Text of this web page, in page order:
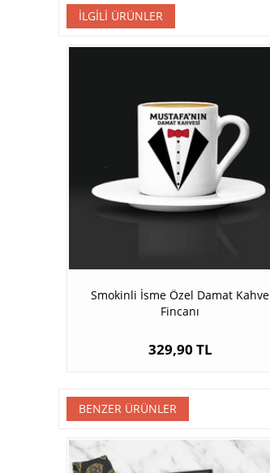
İLGILI ÜRÜNLER
Smokinli İsme Özel Damat Kahve
Fincanı
329,90 TL
BENZER ÜRÜNLER